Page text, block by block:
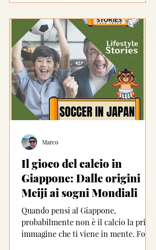
Il gioco del calcio in
Giappone: Dalle origini
Meiji ai sogni Mondiali
Quando pensi al Giappone,
probabilmente non è il calcio la prima
immagine che ti viene in mente. Forse
Marco